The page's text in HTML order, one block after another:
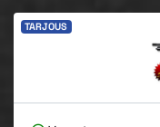
TARJOUS